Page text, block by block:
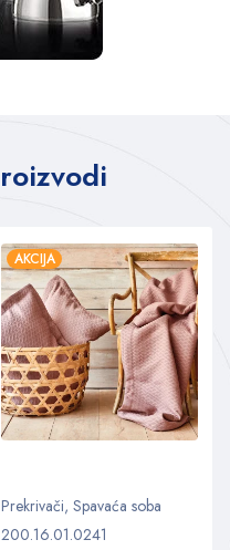
AKCIJA
Prekrivači, Spavaća soba
200.16.01.0241